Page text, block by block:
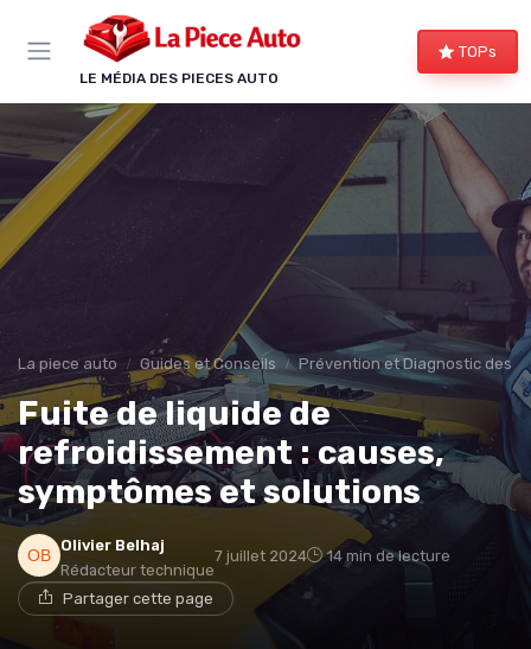
LE MÉDIA DES PIECES AUTO
TOPs
La piece auto Guides et Conseils Prévention et Diagnostic des
Fuite de liquide de
refroidissement : causes,
symptômes et solutions
Olivier Belhaj
Rédacteur technique
7 juillet 2024 14 min de lecture
Partager cette page
Panneau de gestion des cookies